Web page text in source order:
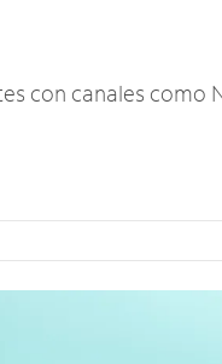
canales como